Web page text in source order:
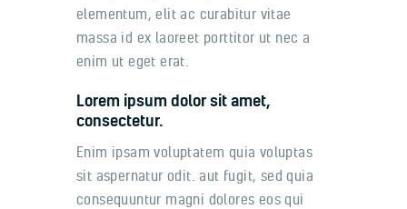
elementum, elit ac curabitur vitae
massa id ex laoreet porttitor ut nec a
enim ut eget erat.
Lorem ipsum dolor sit amet,
consectetur.
Enim ipsam voluptatem quia voluptas
sit aspernatur odit. aut fugit, sed quia
consequuntur magni dolores eos qui